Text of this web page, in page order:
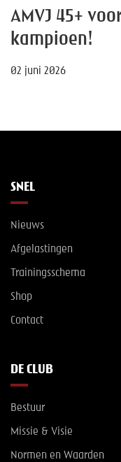
AMVJ 45+
kampioen!
02 juni 2026
SNEL
Nieuws
Afgelastingen
Trainingsschema
Shop
Contact
DE CLUB
Bestuur
Missie & Visie
Normen en Waarden